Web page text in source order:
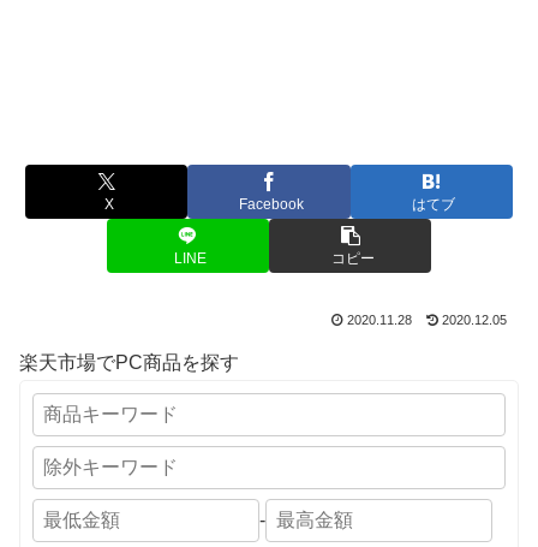
X Facebook はてブ
LINE コピー
2020.11.28 2020.12.05
楽天市場でPC商品を探す
-